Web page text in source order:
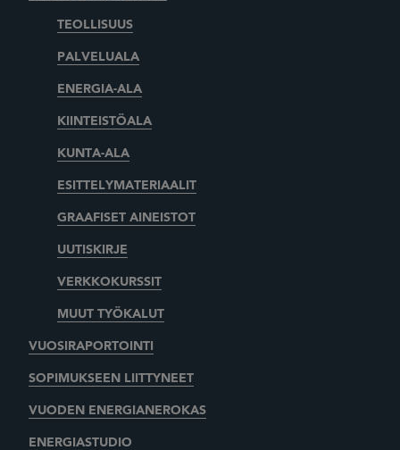
TEOLLISUUS
PALVELUALA
ENERGIA-ALA
KIINTEISTÖALA
KUNTA-ALA
ESITTELYMATERIAALIT
GRAAFISET AINEISTOT
UUTISKIRJE
VERKKOKURSSIT
MUUT TYÖKALUT
VUOSIRAPORTOINTI
SOPIMUKSEEN LIITTYNEET
VUODEN ENERGIANEROKAS
ENERGIASTUDIO